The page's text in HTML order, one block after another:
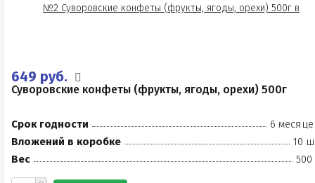
649 руб.
Суворовские конфеты (фрукты, ягоды, орехи) 500г
Срок годности
6
Вложений в коробке
10
Вес
500